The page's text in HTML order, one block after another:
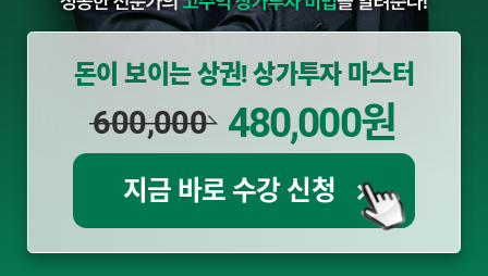
돈이 보이는 상권! 상가투자 마스터
600,000 480,000원
지금 바로 수강 신청